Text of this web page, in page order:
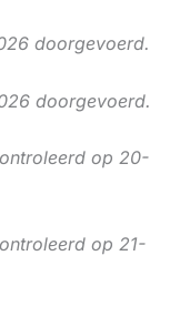
doorgevoerd.
doorgevoerd.
op 20-
op 21-